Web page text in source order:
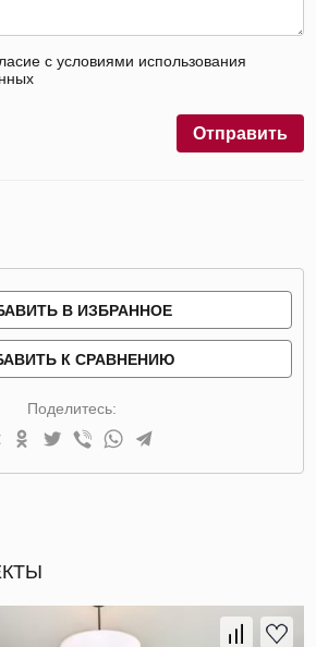
с условиями использования
Отправить
В ИЗБРАННОЕ
К СРАВНЕНИЮ
Поделитесь: